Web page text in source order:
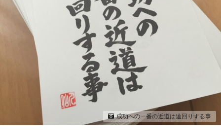
成功への一番の近道は遠回りする事